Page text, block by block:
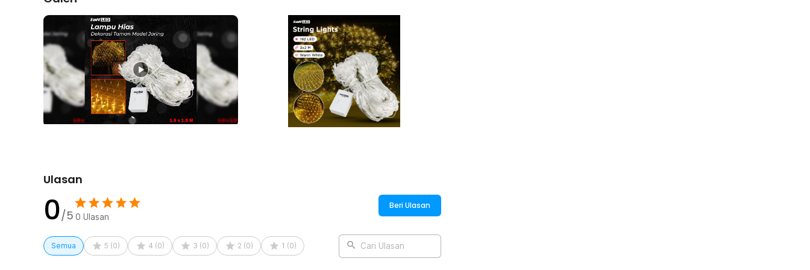
Pemasangan Cepat dan Praktis
Dengan desain jaring, Anda cukup membentangkannya di area yang diinginkan tanpa perlu
menata lampu satu per satu. Metode ini membuat proses instalasi jauh lebih cepat dan hasilnya
tetap rapi dan simetris.
Pilihan Warna dan Ukuran
TaffLED menghadirkan dua varian warna lampu, yaitu warm white untuk nuansa lembut dan
multicolor untuk tampilan yang lebih meriah. Ukurannya juga tersedia dalam dua pilihan,
memungkinkan Anda menyesuaikan dengan luas area dekorasi yang ingin ditonjolkan.
1 x TaffLED Lampu Hias Jaring String Lights Decoration EU Plug - EK-04
Ulasan
0/5 0 Ulasan
Beri Ulasan
Semua 5 (0) 4 (0) 3 (0) 2 (0) 1 (0) Cari Ulasan